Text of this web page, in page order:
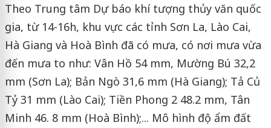
Theo Trung tâm Dự báo khí tượng thủy văn quốc
gia, từ 14-16h, khu vực các tỉnh Sơn La, Lào Cai,
Hà Giang và Hoà Bình đã có mưa, có nơi mưa vừa
đến mưa to như: Vân Hồ 54 mm, Mường Bú 32,2
mm (Sơn La); Bản Ngò 31,6 mm (Hà Giang); Tả Củ
Tỷ 31 mm (Lào Cai); Tiền Phong 2 48.2 mm, Tân
Minh 46. 8 mm (Hoà Bình);... Mô hình độ ẩm đất